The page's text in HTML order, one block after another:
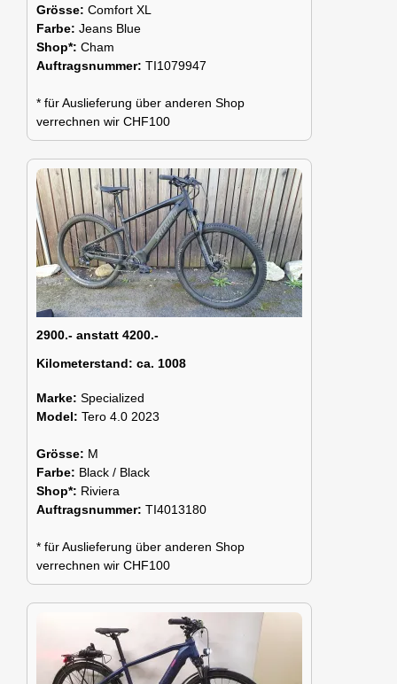
Grösse: Comfort XL
Farbe: Jeans Blue
Shop*: Cham
Auftragsnummer: TI1079947
* für Auslieferung über anderen Shop
verrechnen wir CHF100
2900.- anstatt 4200.-
Kilometerstand: ca. 1008
Marke: Specialized
Model: Tero 4.0 2023
Grösse: M
Farbe: Black / Black
Shop*: Riviera
Auftragsnummer: TI4013180
* für Auslieferung über anderen Shop
verrechnen wir CHF100